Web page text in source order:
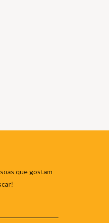
que gostam